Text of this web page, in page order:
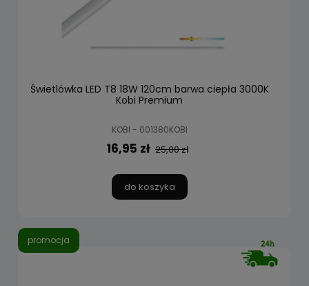
Świetlówka LED T8 18W 120cm barwa ciepła 3000K
Kobi Premium
KOBI - 001380KOBI
16,95 zł 25,00 zł
do koszyka
promocja